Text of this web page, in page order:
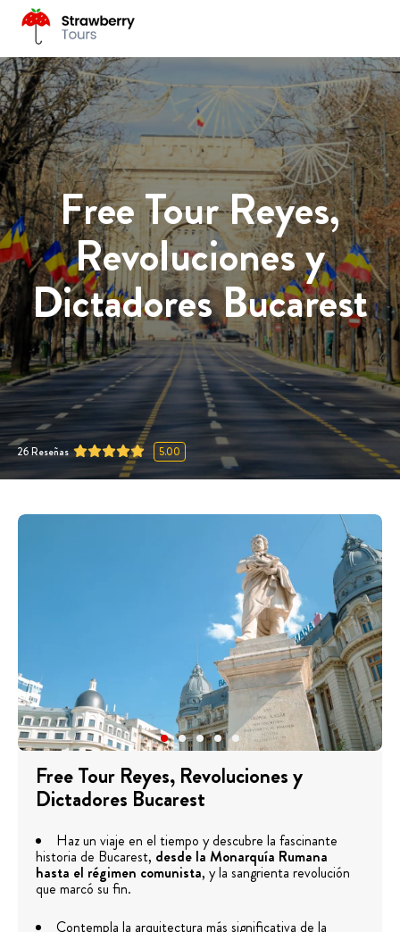
Free Tour Reyes,
Revoluciones y
Dictadores Bucarest
26Reseñas 5.00
Free Tour Reyes, Revoluciones y
Dictadores Bucarest
Haz un viaje en el tiempo y descubre la fascinante
historia de Bucarest, desde la Monarquía Rumana
hasta el régimen comunista, y la sangrienta revolución
que marcó su fin.
Contempla la arquitectura más significativa de la